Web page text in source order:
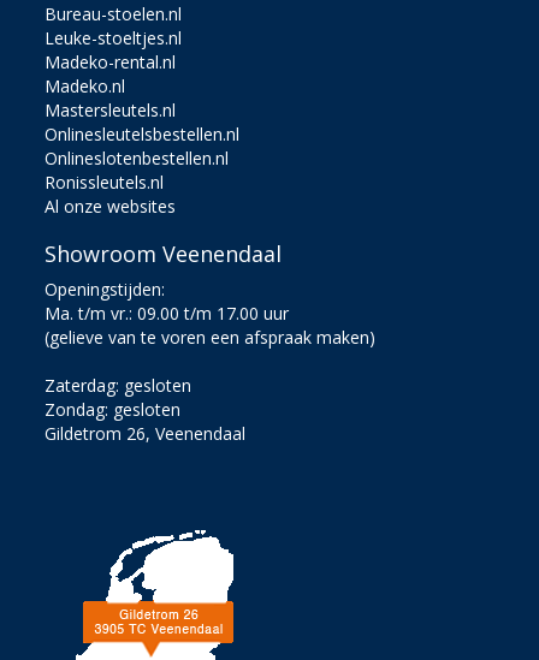
Bureau-stoelen.nl
Leuke-stoeltjes.nl
Madeko-rental.nl
Madeko.nl
Mastersleutels.nl
Onlinesleutelsbestellen.nl
Onlineslotenbestellen.nl
Ronissleutels.nl
Al onze websites
Showroom Veenendaal
Openingstijden:
Ma. t/m vr.: 09.00 t/m 17.00 uur
(gelieve van te voren een afspraak maken)
Zaterdag: gesloten
Zondag: gesloten
Gildetrom 26, Veenendaal